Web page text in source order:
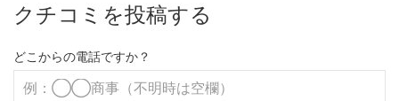
クチコミを投稿する
どこからの電話ですか？